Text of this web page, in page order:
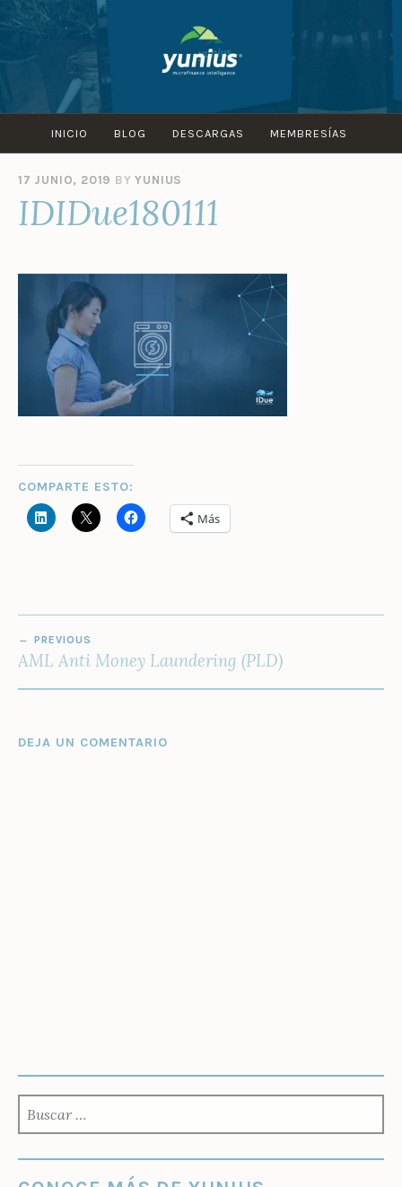
Skip
to
content
INICIO BLOG DESCARGAS MEMBRESÍAS
17 JUNIO, 2019 BYYUNIUS
IDIDue180111
COMPARTE ESTO:
Más
DE
PREVIOUS
AML Anti Money Laundering (PLD)
DEJA UN COMENTARIO